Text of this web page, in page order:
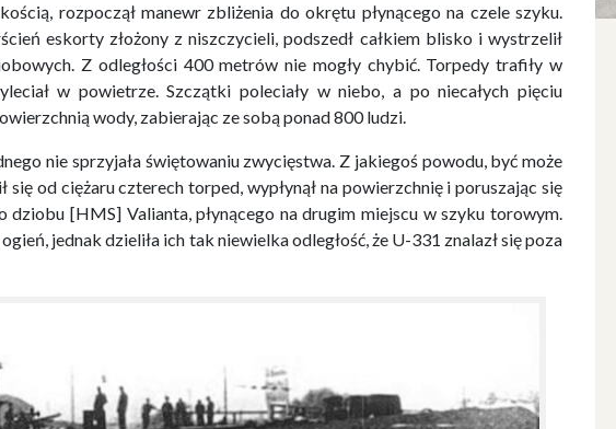
rozpoczął manewr zbliżenia do okrętu płynącego na czele szyku.
eskorty złożony z niszczycieli, podszedł całkiem blisko i wystrzelił
Z odległości 400 metrów nie mogły chybić. Torpedy trafiły w
w powietrze. Szczątki poleciały w niebo, a po niecałych pięciu
wody, zabierając ze sobą ponad 800 ludzi.
nie sprzyjała świętowaniu zwycięstwa. Z jakiegoś powodu, być może
od ciężaru czterech torped, wypłynął na powierzchnię i poruszając się
dziobu [HMS] Valianta, płynącego na drugim miejscu w szyku torowym.
jednak dzieliła ich tak niewielka odległość, że U-331 znalazł się poza